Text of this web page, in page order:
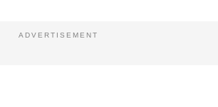
ADVERTISEMENT